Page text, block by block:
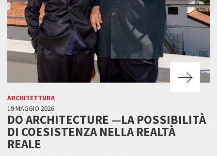
ARCHITETTURA
19 MAGGIO 2026
DO ARCHITECTURE —LA POSSIBILITÀ
DI COESISTENZA NELLA REALTÀ
REALE